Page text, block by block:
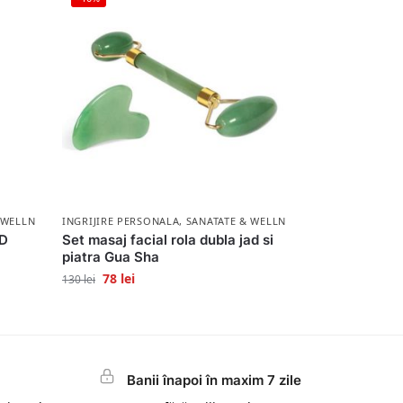
INGRIJIRE PERSONALA, SANATATE & WELLNESS
Set masaj facial rola dubla jad si
piatra Gua Sha
130lei 78 lei
Banii înapoi în maxim 7 zile